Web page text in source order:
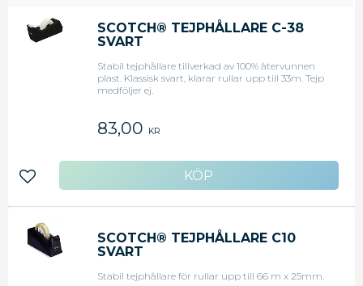
SCOTCH® TEJPHÅLLARE C-38
SVART
Stabil tejphållare tillverkad av 100% återvunnen
plast. Klassisk svart, klarar rullar upp till 33m. Tejp
medföljer ej.
83,00 KR
Lägg till i favoriter
SCOTCH® TEJPHÅLLARE C10
SVART
Stabil tejphållare för rullar upp till 66 m x 25mm.